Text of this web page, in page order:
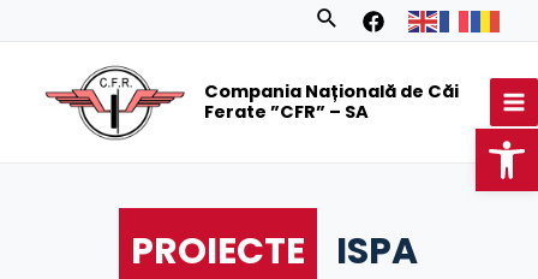
Search
Compania Națională de Căi
Ferate ”CFR” – SA
PROIECTE ISPA